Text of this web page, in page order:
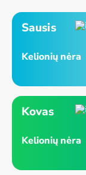
Sausis
Kelionių nėra
Kovas
Kelionių nėra